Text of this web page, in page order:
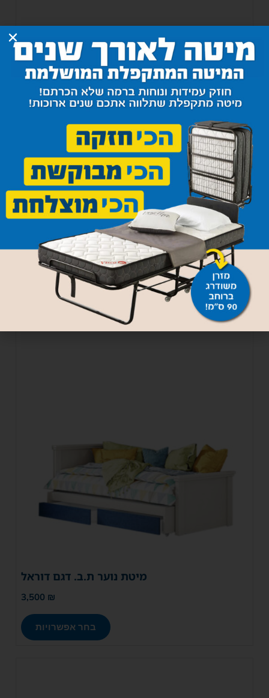
מיטת נוער ת.ב. דגם יהונתן
3,980₪
בחר אפשרויות
מיטת נוער ת.ב. דגם דוראל
3,500 ₪
בחר אפשרויות